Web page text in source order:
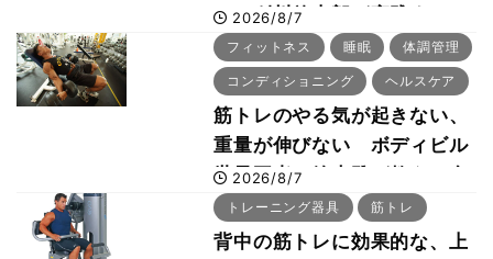
ー・刈川啓志郎が実践する
「回復習慣」
2026/8/7
フィットネス 睡眠 体調管理
コンディショニング ヘルスケア
筋トレのやる気が起きない、
重量が伸びない ボディビル
世界王者・鈴木雅が教える食
事・睡眠・呼吸の整え方
2026/8/7
トレーニング器具 筋トレ
背中の筋トレに効果的な、上